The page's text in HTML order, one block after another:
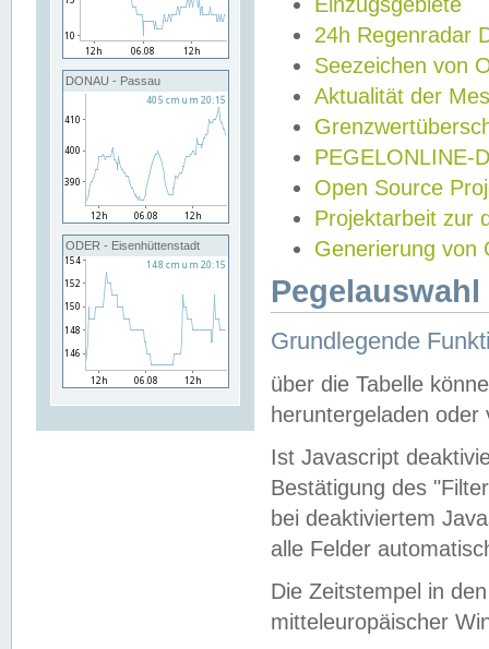
DONAU - Passau
ODER - Eisenhüttenstadt
24h Regenradar
Seezeichen von
Aktualität der
PEGELONLINE-
Open Source
Projektarbeit zur
Generierung von
Grundlegende
über die Tabelle
heruntergeladen oder
Ist Javascript
Bestätigung des
bei deaktiviertem
alle Felder
Die Zeitstempel in
mitteleuropäischer